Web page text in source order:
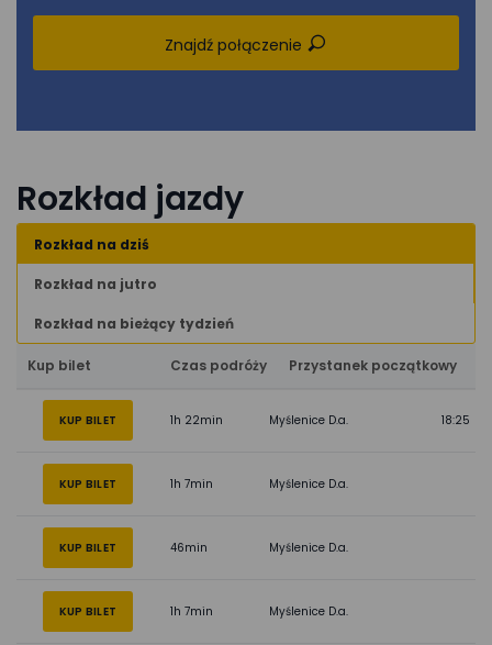
Znajdź połączenie
Rozkład jazdy
Rozkład na dziś
Rozkład na jutro
Rozkład na bieżący tydzień
Kup bilet Czas podróży Przystanek początkowy
KUP BILET 1h 22min Myślenice D.a. 18:25
KUP BILET 1h 7min Myślenice D.a.
KUP BILET 46min Myślenice D.a.
KUP BILET 1h 7min Myślenice D.a.